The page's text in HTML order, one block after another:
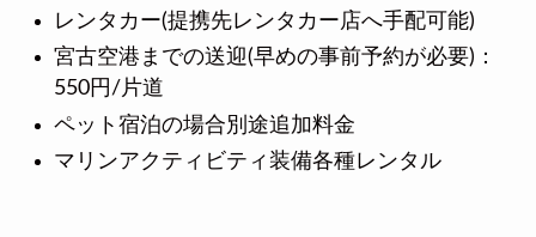
レンタカー(提携先レンタカー店へ手配可能)
宮古空港までの送迎(早めの事前予約が必要)：
550円/片道
ペット宿泊の場合別途追加料金
マリンアクティビティ装備各種レンタル